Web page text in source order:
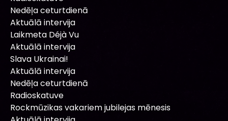
Nedēļa ceturtdienā
Aktuālā intervija
Laikmeta Déjà Vu
Aktuālā intervija
Slava Ukrainai!
Aktuālā intervija
Nedēļa ceturtdienā
Radioskatuve
Rockmūzikas vakariem jubilejas mēnesis